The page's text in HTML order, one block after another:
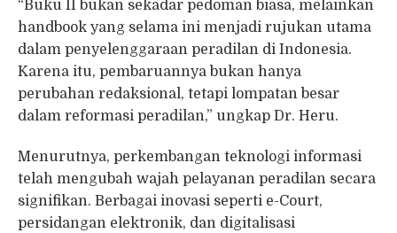
“Buku II bukan sekadar pedoman biasa, melainkan
handbook yang selama ini menjadi rujukan utama
dalam penyelenggaraan peradilan di Indonesia.
Karena itu, pembaruannya bukan hanya
perubahan redaksional, tetapi lompatan besar
dalam reformasi peradilan,” ungkap Dr. Heru.
Menurutnya, perkembangan teknologi informasi
telah mengubah wajah pelayanan peradilan secara
signifikan. Berbagai inovasi seperti e-Court,
persidangan elektronik, dan digitalisasi